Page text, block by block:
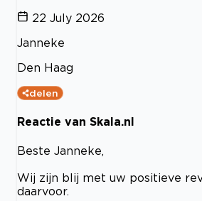
22 July 2026
Janneke
Den Haag
delen
Reactie van Skala.nl
Beste Janneke,
Wij zijn blij met uw positieve
daarvoor.